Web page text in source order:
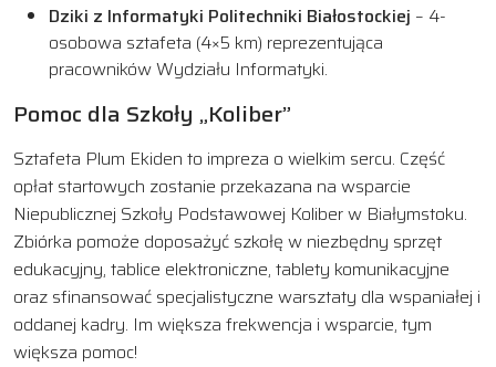
Dziki z Informatyki Politechniki Białostockiej – 4-
osobowa sztafeta (4×5 km) reprezentująca
pracowników Wydziału Informatyki.
Pomoc dla Szkoły „Koliber”
Sztafeta Plum Ekiden to impreza o wielkim sercu. Część
opłat startowych zostanie przekazana na wsparcie
Niepublicznej Szkoły Podstawowej Koliber w Białymstoku.
Zbiórka pomoże doposażyć szkołę w niezbędny sprzęt
edukacyjny, tablice elektroniczne, tablety komunikacyjne
oraz sfinansować specjalistyczne warsztaty dla wspaniałej i
oddanej kadry. Im większa frekwencja i wsparcie, tym
większa pomoc!